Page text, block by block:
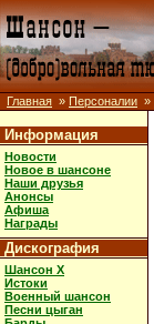
Главная » Персоналии »
Информация
Новости
Новое в шансоне
Наши друзья
Анонсы
Афиша
Награды
Дискография
Шансон X
Истоки
Военный шансон
Песни цыган